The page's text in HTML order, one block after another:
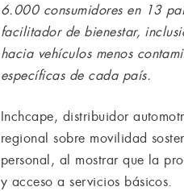
6.000 consumidores en 13
facilitador de bienestar,
hacia vehículos menos
específicas de cada país.
Inchcape, distribuidor
regional sobre movilidad
personal, al mostrar que la
y acceso a servicios básicos.